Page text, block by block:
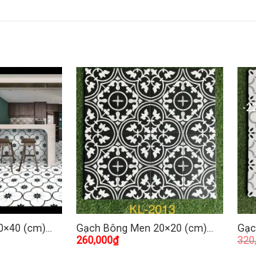
(cm)
Gạch Bông Men 20×20 (cm)
TDKL-2013
260,000₫
-